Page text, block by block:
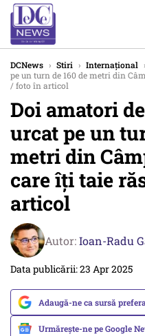
DCNews › Stiri › Internațional ›
pe un turn de 160 de metri din
/ foto în articol
Doi amatori
urcat pe un
metri din
care îți taie
articol
Autor:Ioan-Radu
Data publicării: 23 Apr 2025
Adaugă-ne ca sursă
Urmărește-ne pe Google